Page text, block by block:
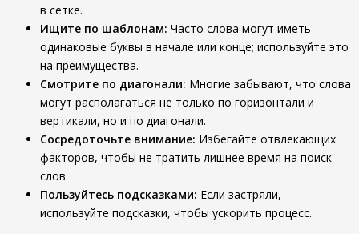
в сетке.
Ищите по шаблонам: Часто слова могут иметь
одинаковые буквы в начале или конце; используйте это
на преимущества.
Смотрите по диагонали: Многие забывают, что слова
могут располагаться не только по горизонтали и
вертикали, но и по диагонали.
Сосредоточьте внимание: Избегайте отвлекающих
факторов, чтобы не тратить лишнее время на поиск
слов.
Пользуйтесь подсказками: Если застряли,
используйте подсказки, чтобы ускорить процесс.